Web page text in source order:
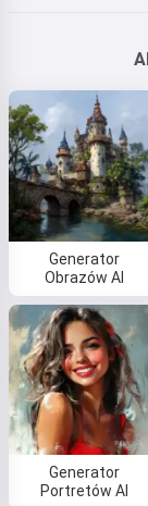
Generator
Obrazów AI
Generator
Portretów AI